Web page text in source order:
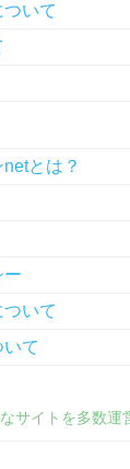
いて
とは？
ー
いて
て
サイトを多数運